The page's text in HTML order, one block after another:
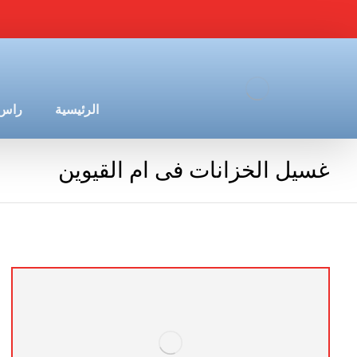
الرئيسية راس
غسيل الخزانات فى ام القيوين